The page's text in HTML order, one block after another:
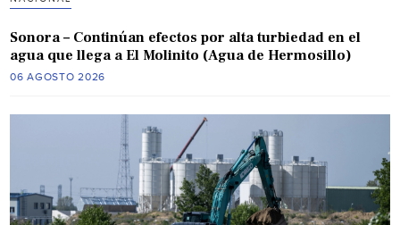
Sonora – Continúan efectos por alta turbiedad en el
agua que llega a El Molinito (Agua de Hermosillo)
06 AGOSTO 2026